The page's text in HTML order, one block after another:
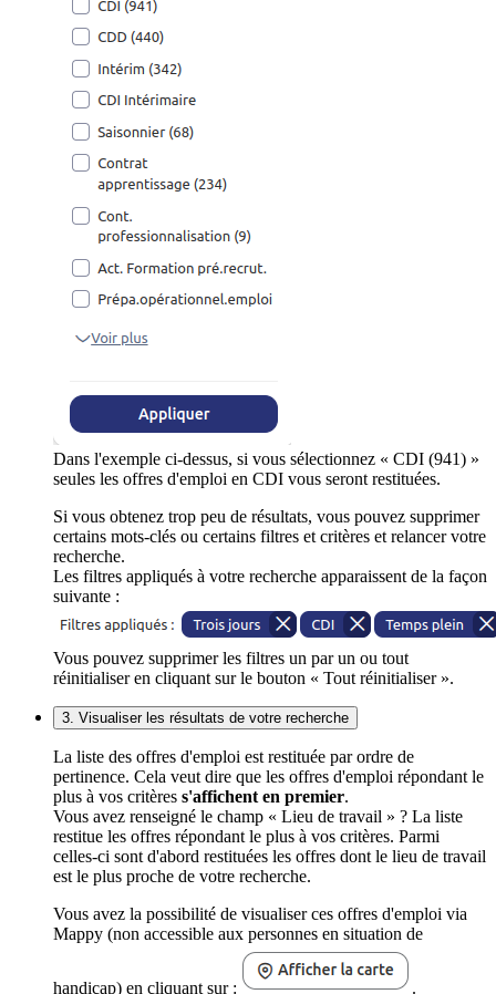
Dans l'exemple ci-dessus, si vous sélectionnez « CDI (941) »
seules les offres d'emploi en CDI vous seront restituées.
Si vous obtenez trop peu de résultats, vous pouvez supprimer
certains mots-clés ou certains filtres et critères et relancer votre
recherche.
Les filtres appliqués à votre recherche apparaissent de la façon
suivante :
Vous pouvez supprimer les filtres un par un ou tout
réinitialiser en cliquant sur le bouton « Tout réinitialiser ».
3. Visualiser les résultats de votre recherche
La liste des offres d'emploi est restituée par ordre de
pertinence. Cela veut dire que les offres d'emploi répondant le
plus à vos critères s'affichent en premier.
Vous avez renseigné le champ « Lieu de travail » ? La liste
restitue les offres répondant le plus à vos critères. Parmi
celles-ci sont d'abord restituées les offres dont le lieu de travail
est le plus proche de votre recherche.
Vous avez la possibilité de visualiser ces offres d'emploi via
Mappy (non accessible aux personnes en situation de
handicap) en cliquant sur : .